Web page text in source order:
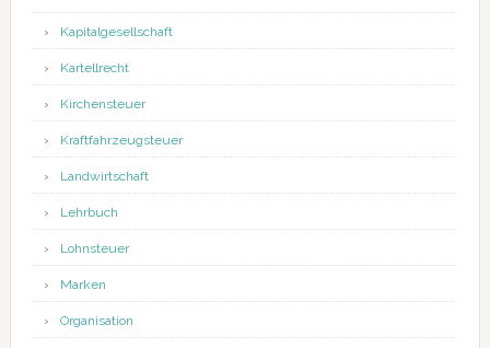
Kapitalgesellschaft
Kartellrecht
Kirchensteuer
Kraftfahrzeugsteuer
Landwirtschaft
Lehrbuch
Lohnsteuer
Marken
Organisation